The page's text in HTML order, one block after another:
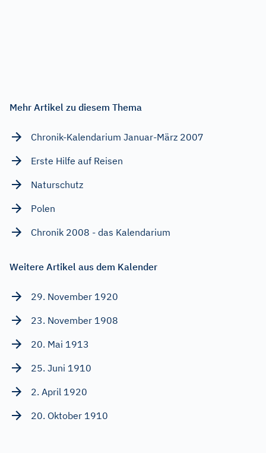
Mehr Artikel zu diesem Thema
Chronik-Kalendarium Januar-März 2007
Erste Hilfe auf Reisen
Naturschutz
Polen
Chronik 2008 - das Kalendarium
Weitere Artikel aus dem Kalender
29. November 1920
23. November 1908
20. Mai 1913
25. Juni 1910
2. April 1920
20. Oktober 1910